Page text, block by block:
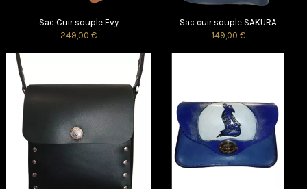
Sac Cuir souple Evy
249,00 €
Sac cuir souple SAKURA
149,00 €